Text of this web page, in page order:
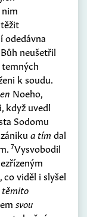
odedávna
neušetřil
k soudu.
Noeho,
když uvedl
Sodomu
a tím dal
7Vysvobodil
viděl i slyšel
těmito
svou